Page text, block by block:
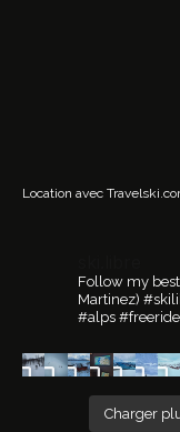
Location avec
Follow my
Martinez)
#alps
Charger